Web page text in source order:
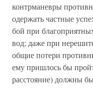
контрманевры
одержать частные
бой при
вод; даже при
общие потери
ему пришлось бы
расстояние) должны